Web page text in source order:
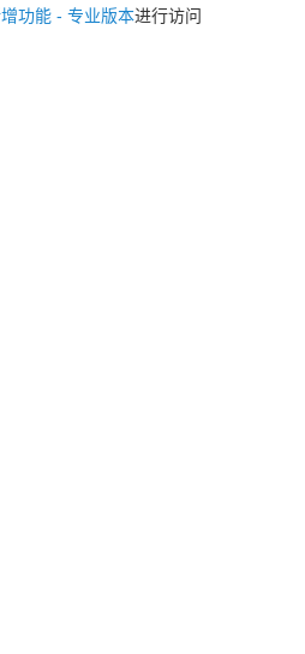
功能 - 专业版本进行访问